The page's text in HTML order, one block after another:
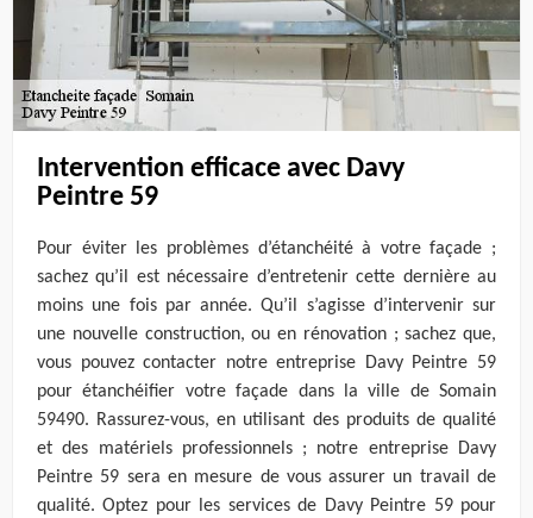
Intervention efficace avec Davy
Peintre 59
Pour éviter les problèmes d’étanchéité à votre façade ;
sachez qu’il est nécessaire d’entretenir cette dernière au
moins une fois par année. Qu’il s’agisse d’intervenir sur
une nouvelle construction, ou en rénovation ; sachez que,
vous pouvez contacter notre entreprise Davy Peintre 59
pour étanchéifier votre façade dans la ville de Somain
59490. Rassurez-vous, en utilisant des produits de qualité
et des matériels professionnels ; notre entreprise Davy
Peintre 59 sera en mesure de vous assurer un travail de
qualité. Optez pour les services de Davy Peintre 59 pour